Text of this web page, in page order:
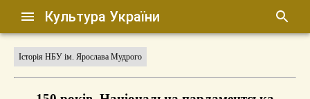
Культура України
Історія НБУ ім. Ярослава Мудрого